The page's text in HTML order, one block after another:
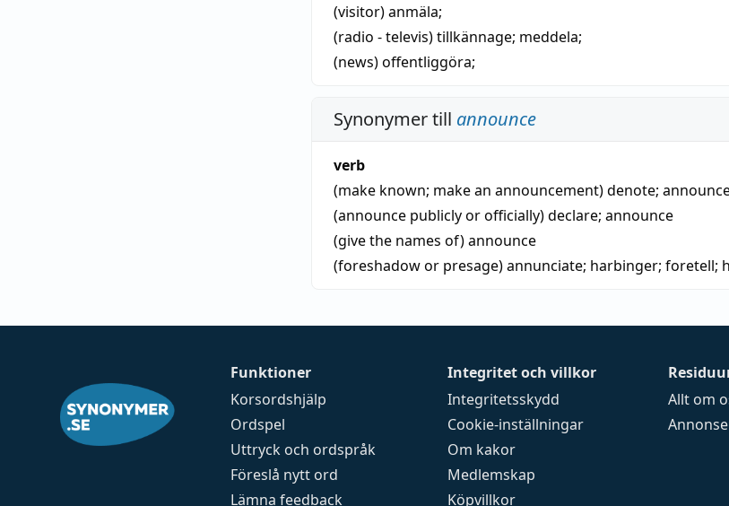
(visitor)anmäla;
(radio - televis)tillkännage; meddela;
(news)offentliggöra;
Synonymer till announce
verb
(make known; make an announcement)denote;
(announce publicly or officially)declare; announce
(give the names of)announce
(foreshadow or presage)annunciate; harbinger; foretell;
Funktioner
Korsordshjälp
Ordspel
Uttryck och ordspråk
Föreslå nytt ord
Lämna feedback
Integritet och villkor
Integritetsskydd
Cookie-inställningar
Om kakor
Medlemskap
Köpvillkor
Allt om